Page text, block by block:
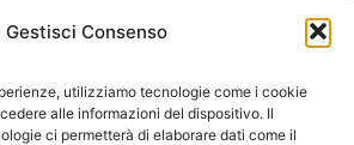
Gestisci Consenso
utilizziamo tecnologie come i cookie
alle informazioni del dispositivo. Il
ci permetterà di elaborare dati come il
CHI SIAMO